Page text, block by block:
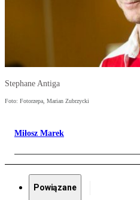
Stephane Antiga
Foto: Fotorzepa, Marian Zubrzycki
Miłosz Marek
Powiązane